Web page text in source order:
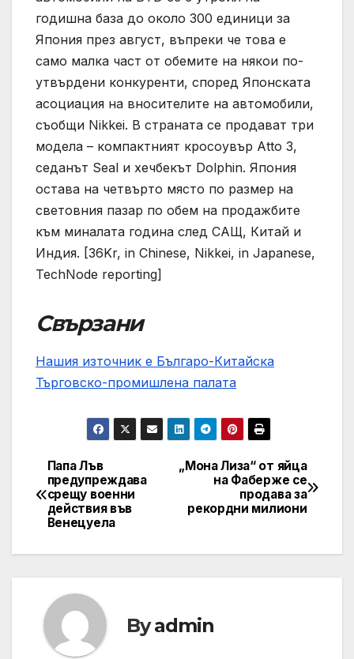
годишна база до около 300 единици за
Япония през август, въпреки че това е
само малка част от обемите на някои по-
утвърдени конкуренти, според Японската
асоциация на вносителите на автомобили,
съобщи Nikkei. В страната се продават три
модела – компактният кросоувър Atto 3,
седанът Seal и хечбекът Dolphin. Япония
остава на четвърто място по размер на
световния пазар по обем на продажбите
към миналата година след САЩ, Китай и
Индия. [36Kr, in Chinese, Nikkei, in Japanese,
TechNode reporting]
Свързани
Нашия източник е Българо-Китайска
Търговско-промишлена палaта
Post
navigation
„Мона Лиза“ от яйца
на Фаберже се
продава за
рекордни милиони
Папа Лъв
предупреждава
срещу военни
действия във
Венецуела
Byadmin